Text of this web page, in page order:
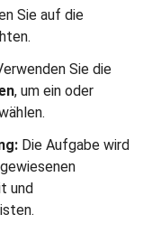
Sie auf die
Sie die
, um ein oder
Die Aufgabe wird
und